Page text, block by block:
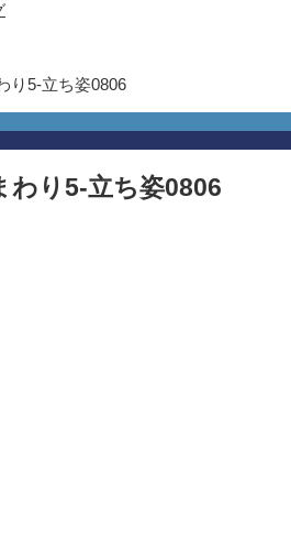
り5-立ち姿0806
わり5-立ち姿0806